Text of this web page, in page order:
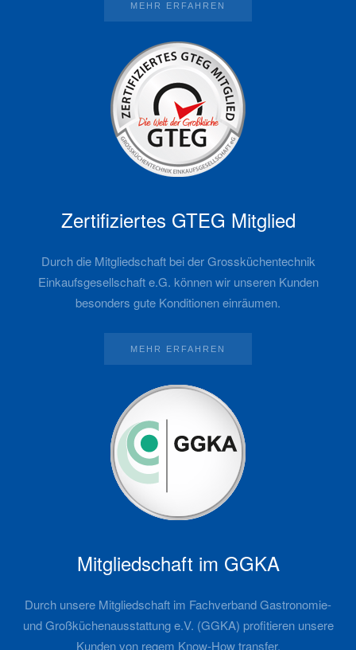
MEHR ERFAHREN
Zertifiziertes GTEG Mitglied
Durch die Mitgliedschaft bei der Grossküchentechnik
Einkaufsgesellschaft e.G. können wir unseren Kunden
besonders gute Konditionen einräumen.
MEHR ERFAHREN
Mitgliedschaft im GGKA
Durch unsere Mitgliedschaft im Fachverband Gastronomie-
und Großküchenausstattung e.V. (GGKA) profitieren unsere
Kunden von regem Know-How transfer.